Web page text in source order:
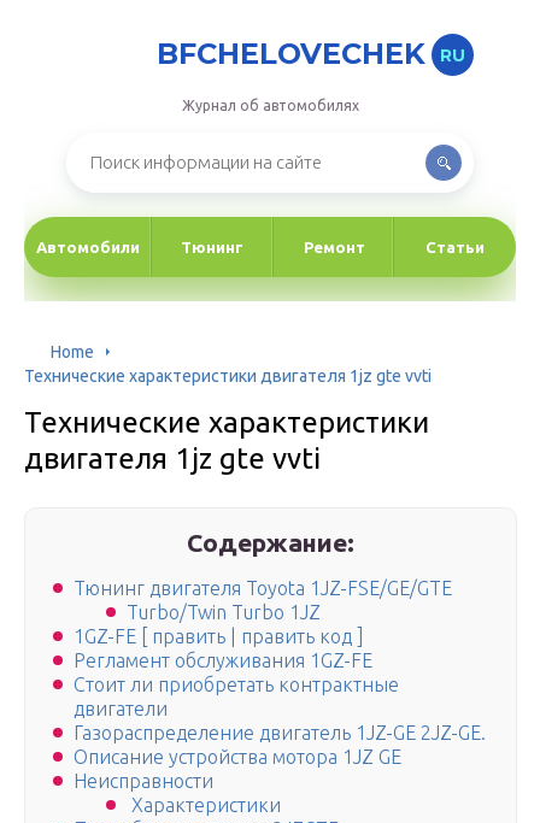
BFCHELOVECHEK RU
Журнал об автомобилях
Автомобили Тюнинг Ремонт Статьи
Home
Технические характеристики двигателя 1jz gte vvti
Технические характеристики
двигателя 1jz gte vvti
Содержание:
Тюнинг двигателя Toyota 1JZ-FSE/GE/GTE
Turbo/Twin Turbo 1JZ
1GZ-FE [ править | править код ]
Регламент обслуживания 1GZ-FE
Стоит ли приобретать контрактные
двигатели
Газораспределение двигатель 1JZ-GE 2JZ-GE.
Описание устройства мотора 1JZ GE
Неисправности
Характеристики